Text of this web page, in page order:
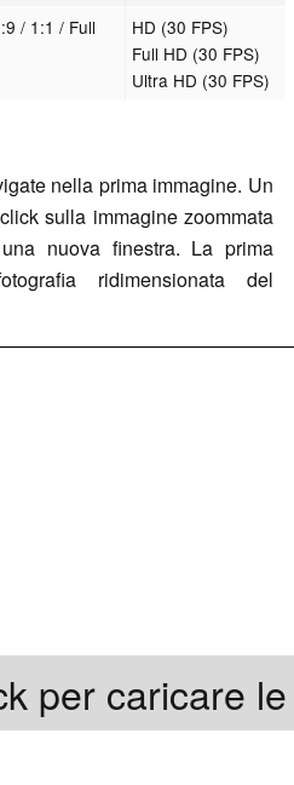
/ 1:1 / Full
HD (30 FPS)
Full HD (30 FPS)
Ultra HD (30 FPS)
nella prima immagine. Un
sulla immagine zoommata
nuova finestra. La prima
ridimensionata del
per caricare